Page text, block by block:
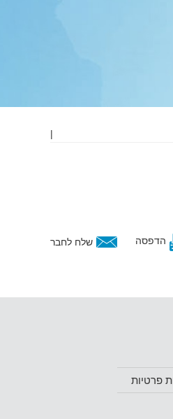
|
שלח לחבר הדפסה
פרטיות